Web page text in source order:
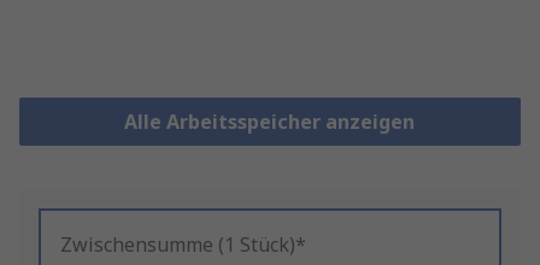
Alle Arbeitsspeicher anzeigen
Zwischensumme (1 Stück)*